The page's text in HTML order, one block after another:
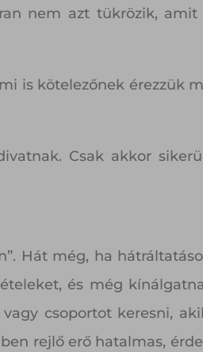
nem azt tükrözik, amit
is kötelezőnek érezzük
Csak akkor
Hát még, ha
és még
csoportot keresni,
rejlő erő hatalmas,